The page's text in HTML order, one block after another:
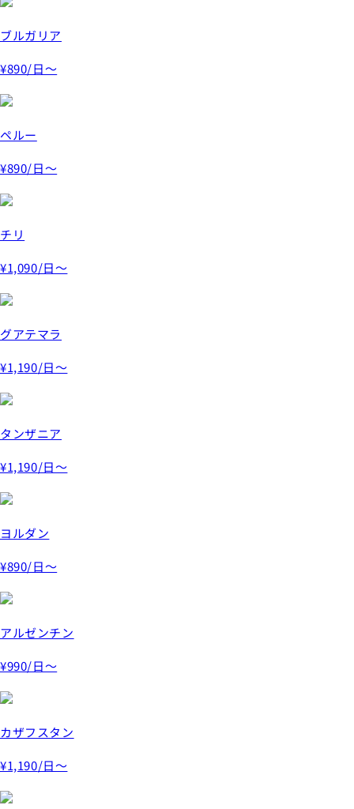
ブルガリア
¥890/日～
ペルー
¥890/日～
チリ
¥1,090/日～
グアテマラ
¥1,190/日～
タンザニア
¥1,190/日～
ヨルダン
¥890/日～
アルゼンチン
¥990/日～
カザフスタン
¥1,190/日～